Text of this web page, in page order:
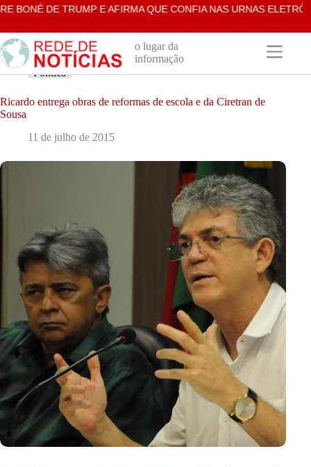
Pular
o
conteúdo
DE TRUMP E AFIRMA QUE CONFIA NAS URNAS
o lugar da
informação
Política
Ricardo entrega obras de reformas de escola e da Ciretran de
Sousa
11 de julho de 2015